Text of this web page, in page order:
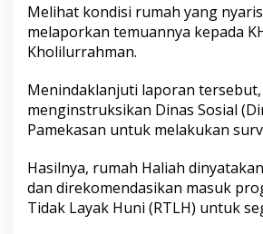
i
m
t
u
a
k
e
L
a
Melihat kondisi rumah yang
melaporkan temuannya kepada
Kholilurrahman.
Menindaklanjuti laporan
menginstruksikan Dinas Sosial
Pamekasan untuk melakukan
Hasilnya, rumah Haliah
dan direkomendasikan masuk
Tidak Layak Huni (RTLH) untuk